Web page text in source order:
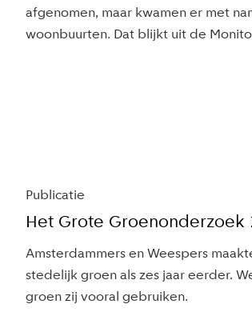
afgenomen, maar kwamen er met
woonbuurten. Dat blijkt uit de
Het Grote Groenonderzoek
Publicatie
Amsterdammers en Weespers
stedelijk groen als zes jaar eerder.
groen zij vooral gebruiken.